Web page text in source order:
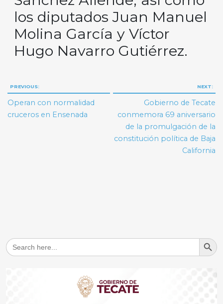
los diputados Juan Manuel
Molina García y Víctor
Hugo Navarro Gutiérrez.
Navegación
de
entradas
PREVIOUS:
Operan con normalidad
cruceros en Ensenada
NEXT:
Gobierno de Tecate
conmemora 69 aniversario
de la promulgación de la
constitución política de Baja
California
Search
for:
Search